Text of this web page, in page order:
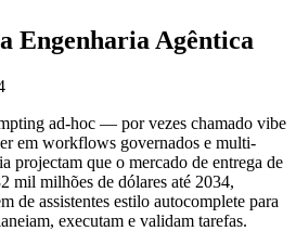
Engenharia Agêntica
ad-hoc — por vezes chamado vibe
em workflows governados e multi-
projectam que o mercado de entrega de
mil milhões de dólares até 2034,
de assistentes estilo autocomplete para
executam e validam tarefas.